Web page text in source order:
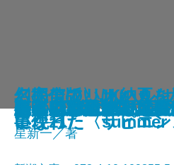
幽冥の岸 十二国記
未知なるカダスを
さよならの言い方
い。11
龍ノ国幻想9 天恵
神と王1 亡国の書
人魚屋敷の殺人
悪徳もまた
善人たち
わたしが・棄てた
きまぐれカプセル
星新一／著
一夜─隠蔽捜査10─
夢ノ町本通り─文庫
フィレンツェに悪
その他の危険
〈完全版〉JKハル
になった summer
人喰いパンダ殺人事
幻のアフリカ納豆
て現れた〈サピエ
色ざんげ
晴れでも雨でも昆虫
名探偵のいけにえ─
事件─